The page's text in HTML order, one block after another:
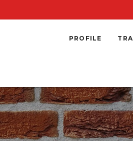
PROFILE